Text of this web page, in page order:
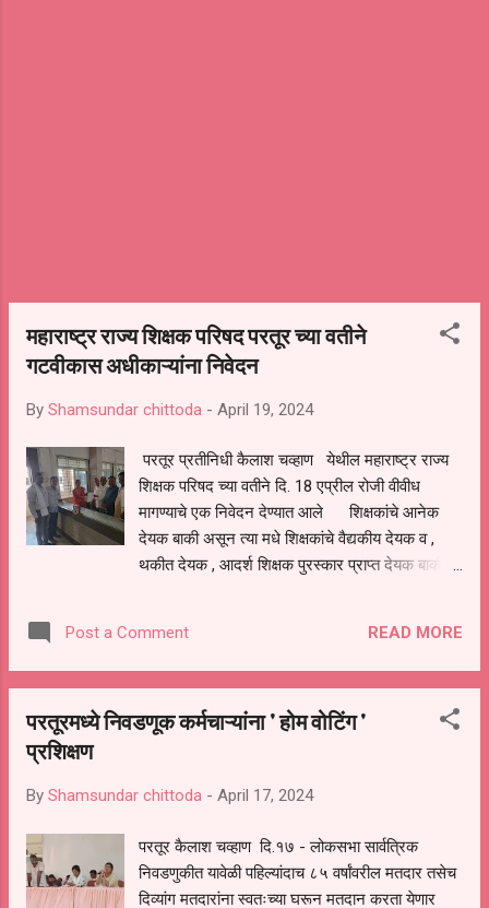
महाराष्ट्र राज्य शिक्षक परिषद परतूर च्या वतीने
गटवीकास अधीकाऱ्यांना निवेदन
By Shamsundar chittoda - April 19, 2024
परतूर प्रतीनिधी कैलाश चव्हाण येथील महाराष्ट्र राज्य
शिक्षक परिषद च्या वतीने दि. 18 एप्रील रोजी वीवीध
मागण्याचे एक निवेदन देण्यात आले शिक्षकांचे आनेक
देयक बाकी असून त्या मधे शिक्षकांचे वैद्यकीय देयक व ,
थकीत देयक , आदर्श शिक्षक पुरस्कार प्राप्त देयक बाकी
अधिकारी कार्यालयात एक निवेदन दिले दिलेल्या निवेदनावर
कल्याण बागल पाटील,विष्णू कदम,विशाल ढवळकर,ए.
तोटे,पाईकराव, आढे,रामेश्वर हातकडे,कैलाश गाडगे,नदिम
Post a Comment READ MORE
परतूरमध्ये निवडणूक कर्मचाऱ्यांना ' होम वोटिंग '
प्रशिक्षण
By Shamsundar chittoda - April 17, 2024
परतूर कैलाश चव्हाण दि.१७ - लोकसभा सार्वत्रिक
निवडणुकीत यावेळी पहिल्यांदाच ८५ वर्षांवरील मतदार तसेच
दिव्यांग मतदारांना स्वतःच्या घरून मतदान करता येणार